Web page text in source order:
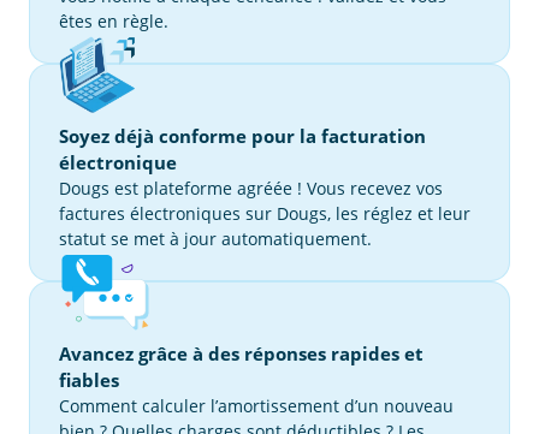
êtes en règle.
Soyez déjà conforme pour la facturation
électronique
Dougs est plateforme agréée ! Vous recevez vos
factures électroniques sur Dougs, les réglez et leur
statut se met à jour automatiquement.
Avancez grâce à des réponses rapides et
fiables
Comment calculer l’amortissement d’un nouveau